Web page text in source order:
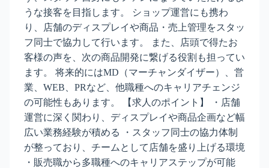
うな接客を目指します。 ショップ運営にも携わ
り、店舗のディスプレイや商品・売上管理をスタッ
フ同士で協力して行います。 また、店頭で得たお
客様の声を、次の商品開発に繋げる役割も担ってい
ます。 将来的にはMD（マーチャンダイザー）、営
業、WEB、PRなど、他職種へのキャリアチェンジ
の可能性もあります。 【求人のポイント】 ・店舗
運営に深く関わり、ディスプレイや商品企画など幅
広い業務経験が積める ・スタッフ同士の協力体制
が整っており、チームとして店舗を盛り上げる環境
・販売職から多職種へのキャリアステップが可能